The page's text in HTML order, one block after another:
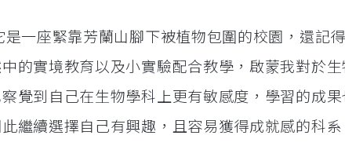
一座緊靠芳蘭山腳下被植物包圍的校園，還記
的實境教育以及小實驗配合教學，啟蒙我對於
覺到自己在生物學科上更有敏感度，學習的成
繼續選擇自己有興趣，且容易獲得成就感的科系